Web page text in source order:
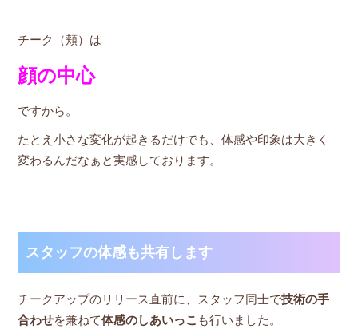
チーク（頬）は
顔の中心
ですから。
たとえ小さな変化が起きるだけでも、体感や印象は大きく
変わるんだなぁと実感しております。
スタッフの体感も共有します
チークアップのリリース直前に、スタッフ同士で技術の手
合わせを兼ねて体感のしあいっこ も行いました。